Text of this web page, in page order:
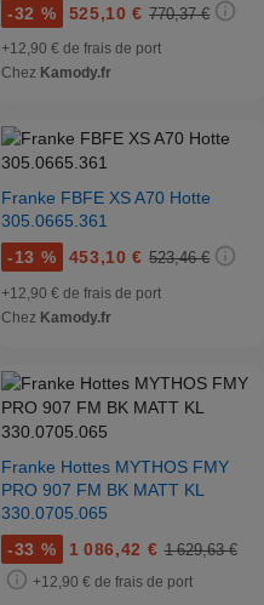
-32 % 525,10 € 770,37 €
+12,90 € de frais de port
Chez Kamody.fr
Franke FBFE XS A70 Hotte
305.0665.361
-13 % 453,10 € 523,46 €
+12,90 € de frais de port
Chez Kamody.fr
Franke Hottes MYTHOS FMY
PRO 907 FM BK MATT KL
330.0705.065
-33 % 1 086,42 € 1 629,63 €
+12,90 € de frais de port